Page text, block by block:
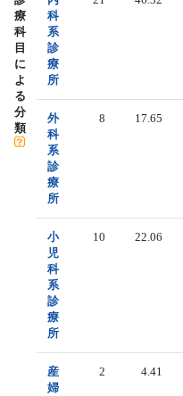
療
科
目
に
よ
る
分
類
科
系
診
療
所
外
科
系
診
療
所
8 17.65
小
児
科
系
診
療
所
10 22.06
産
婦
2 4.41